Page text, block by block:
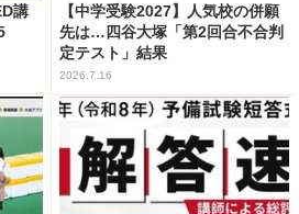
講
【中学受験2027】人気校の併願
先は…四谷大塚「第2回合不合判
定テスト」結果
2026.7.16